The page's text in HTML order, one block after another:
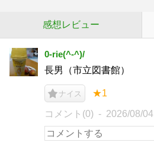
感想レビュー
0-rie(^-^)/
長男（市立図書館）
ナイス ★1
コメント(0) 2026/08/04